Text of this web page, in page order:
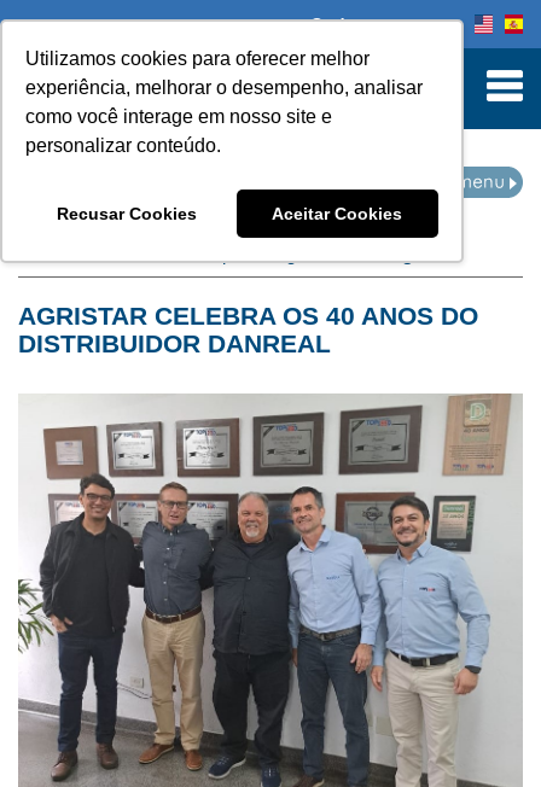
Utilizamos cookies para oferecer melhor
experiência, melhorar o desempenho, analisar
como você interage em nosso site e
personalizar conteúdo.
Recusar Cookies Aceitar Cookies
to Content
Onde comprar
AGRISTAR CELEBRA OS 40 ANOS DO
DISTRIBUIDOR DANREAL